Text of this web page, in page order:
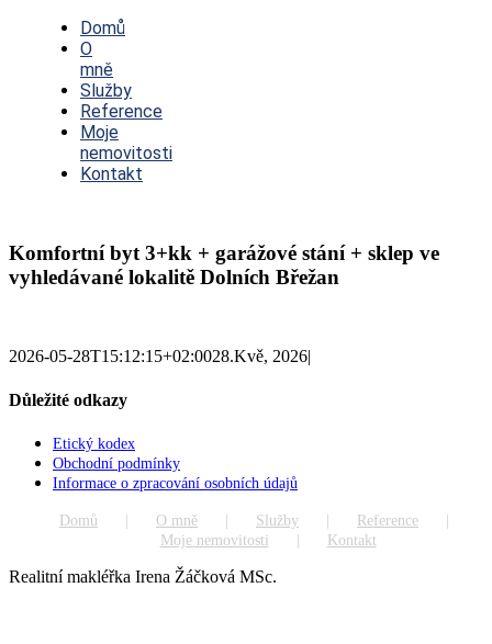
NavigationDomů
O
mně
Služby
Reference
Moje
nemovitosti
Kontakt
Komfortní byt 3+kk + garážové stání + sklep ve
vyhledávané lokalitě Dolních Břežan
2026-05-28T15:12:15+02:0028.Kvě, 2026|
Důležité odkazy
Etický kodex
Obchodní podmínky
Informace o zpracování osobních údajů
Domů O mně Služby
Reference
Moje nemovitosti
Kontakt
Realitní makléřka Irena Žáčková MSc.